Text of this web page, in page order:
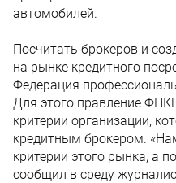
автомобилей.
Посчитать брокеров и
на рынке кредитного
Федерация
Для этого правление
критерии организации,
кредитным брокером.
критерии этого рынка, а
сообщил в среду